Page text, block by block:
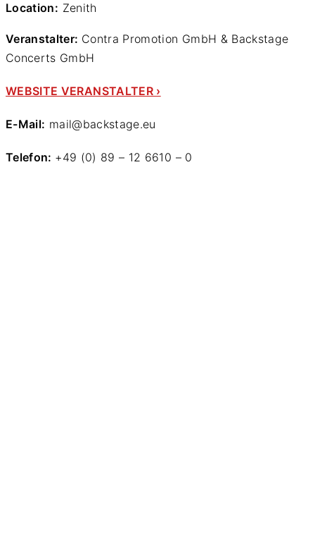
Location: Zenith
Veranstalter: Contra Promotion GmbH & Backstage
Concerts GmbH
WEBSITE VERANSTALTER ›
E-Mail: mail@backstage.eu
Telefon: +49 (0) 89 – 12 6610 – 0